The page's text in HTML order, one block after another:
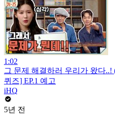
1:02
그 문제 해결하러 우리가 왔다
퀴즈] EP.1 예고
iHQ
5년 전